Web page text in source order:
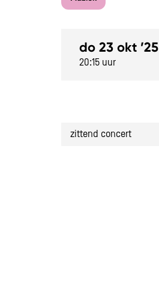
do 23 okt ’25
20:15 uur
zittend concert